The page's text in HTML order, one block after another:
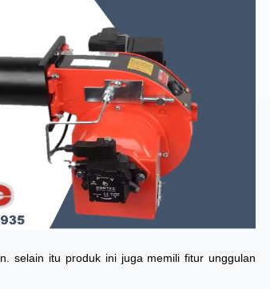
selain itu produk ini juga memili fitur unggulan